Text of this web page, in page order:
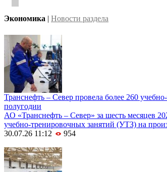
Экономика | Новости раздела
Транснефть – Север провела более 260
полугодии
АО «Транснефть – Север» за шесть месяцев
учебно-тренировочных занятий (УТЗ) на
30.07.26 11:12
954